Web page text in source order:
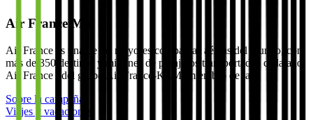
Air France MX
Air France es una de las mayores compañías aéreas del mundo, con
más de 350 destinos y millones de pasajeros transportados cada año.
Air France , del grupo Air France-KLM, miembro de la…
Sobre la campaña
Viajes y vacaciones